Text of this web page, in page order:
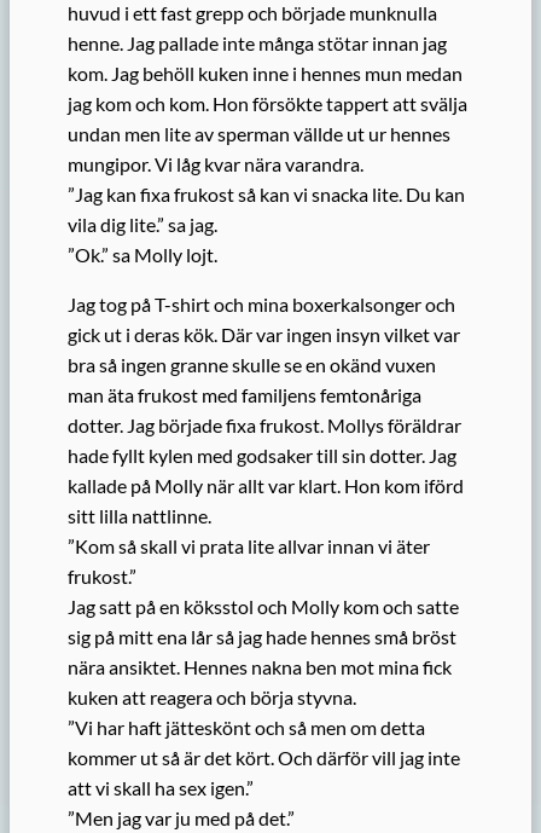
huvud i ett fast grepp och började munknulla
henne. Jag pallade inte många stötar innan jag
kom. Jag behöll kuken inne i hennes mun medan
jag kom och kom. Hon försökte tappert att svälja
undan men lite av sperman vällde ut ur hennes
mungipor. Vi låg kvar nära varandra.
”Jag kan fixa frukost så kan vi snacka lite. Du kan
vila dig lite.” sa jag.
”Ok.” sa Molly lojt.
Jag tog på T-shirt och mina boxerkalsonger och
gick ut i deras kök. Där var ingen insyn vilket var
bra så ingen granne skulle se en okänd vuxen
man äta frukost med familjens femtonåriga
dotter. Jag började fixa frukost. Mollys föräldrar
hade fyllt kylen med godsaker till sin dotter. Jag
kallade på Molly när allt var klart. Hon kom iförd
sitt lilla nattlinne.
”Kom så skall vi prata lite allvar innan vi äter
frukost.”
Jag satt på en köksstol och Molly kom och satte
sig på mitt ena lår så jag hade hennes små bröst
nära ansiktet. Hennes nakna ben mot mina fick
kuken att reagera och börja styvna.
”Vi har haft jätteskönt och så men om detta
kommer ut så är det kört. Och därför vill jag inte
att vi skall ha sex igen.”
”Men jag var ju med på det.”